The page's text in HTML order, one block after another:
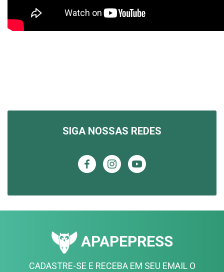
SIGA NOSSAS REDES
APAPEPRESS
CADASTRE-SE E RECEBA EM SEU EMAIL O